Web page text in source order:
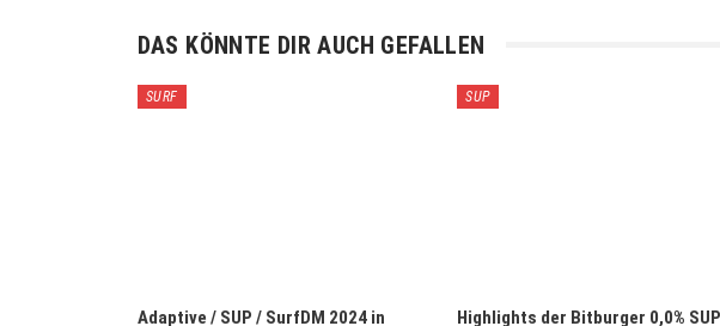
DAS KÖNNTE DIR AUCH GEFALLEN
SURF
Adaptive / SUP / SurfDM 2024 in
SUP
Highlights der Bitburger 0,0% SUP